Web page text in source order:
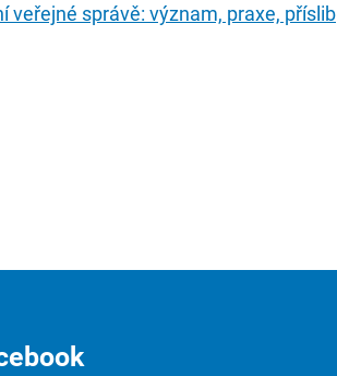
veřejné správě: význam, praxe, příslib